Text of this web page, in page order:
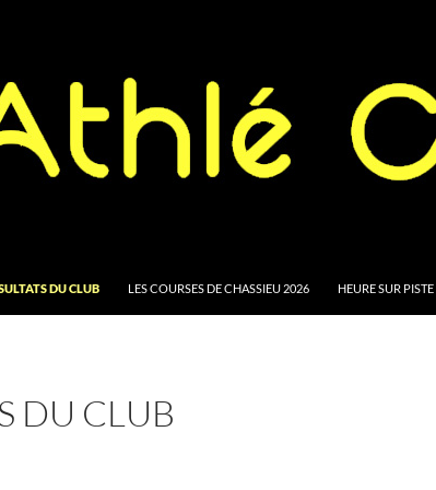
DU CLUB LES COURSES DE CHASSIEU 2026 HEURE SUR PISTE
DU CLUB